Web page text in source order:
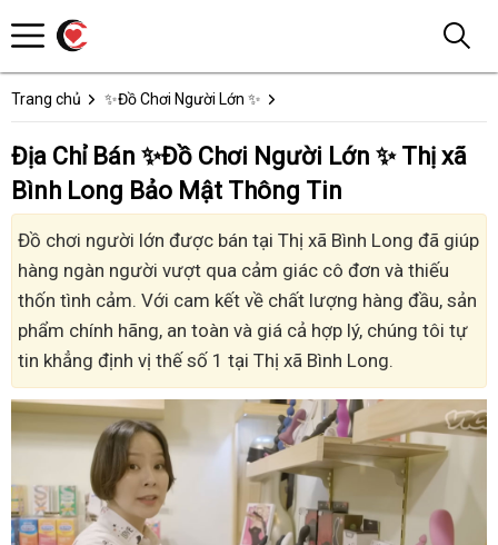
Trang chủ ✨Đồ Chơi Người Lớn ✨
Địa Chỉ Bán ✨Đồ Chơi Người Lớn ✨ Thị xã
Bình Long Bảo Mật Thông Tin
Đồ chơi người lớn được bán tại Thị xã Bình Long đã giúp
hàng ngàn người vượt qua cảm giác cô đơn và thiếu
thốn tình cảm. Với cam kết về chất lượng hàng đầu, sản
phẩm chính hãng, an toàn và giá cả hợp lý, chúng tôi tự
tin khẳng định vị thế số 1 tại Thị xã Bình Long.